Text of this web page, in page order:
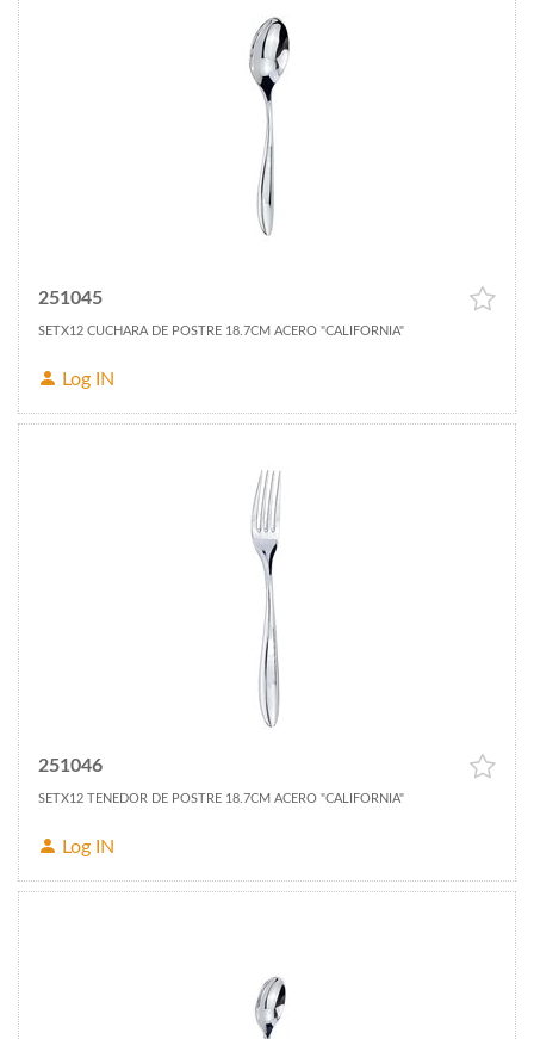
251045
SETX12 CUCHARA DE POSTRE 18.7CM ACERO "CALIFORNIA"
Log IN
251046
SETX12 TENEDOR DE POSTRE 18.7CM ACERO "CALIFORNIA"
Log IN